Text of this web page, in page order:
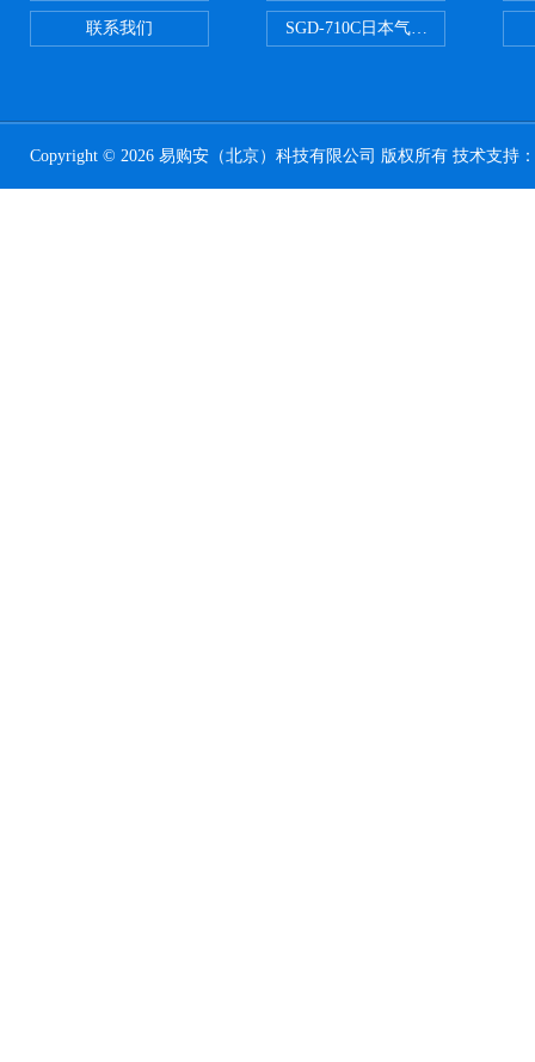
联系我们 SGD-710C日本气体分割器
Copyright © 2026 易购安（北京）科技有限公司 版权所有 技术支持：